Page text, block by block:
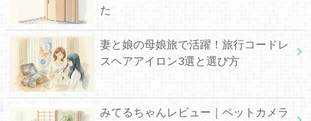
た
妻と娘の母娘旅で活躍！旅行コードレ
スヘアアイロン3選と選び方
みてるちゃんレビュー｜ペットカメラ